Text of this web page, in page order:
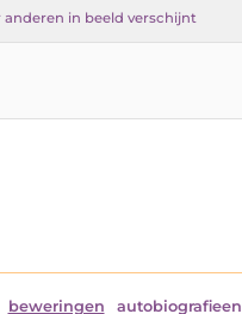
in beeld verschijnt
beweringen autobiografieen